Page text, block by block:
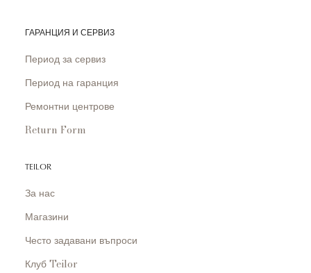
ГАРАНЦИЯ И СЕРВИЗ
Период за сервиз
Период на гаранция
Ремонтни центрове
Return Form
TEILOR
За нас
Магазини
Често задавани въпроси
Клуб Teilor